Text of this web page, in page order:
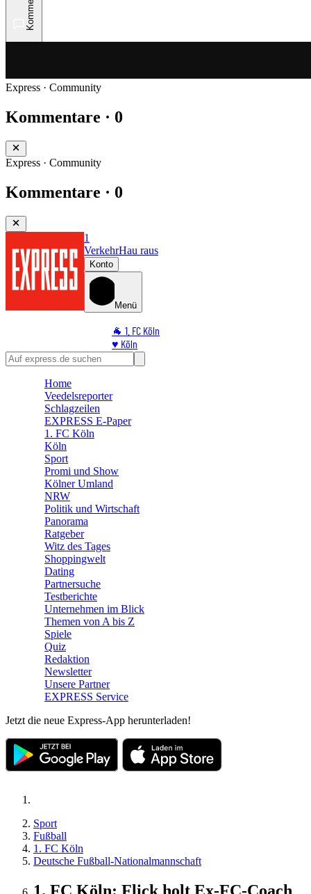
Express · Community
Kommentare · 0
Express · Community
Kommentare · 0
1
VerkehrHau raus
Konto
Menü
🐐 1. FC Köln
♥️ Köln
⭐ Promi
🛒 Shoppingwelt
Home
Veedelsreporter
Schlagzeilen
EXPRESS E-Paper
1. FC Köln
Köln
Sport
Promi und Show
Kölner Umland
NRW
Politik und Wirtschaft
Panorama
Ratgeber
Witz des Tages
Shoppingwelt
Dating
Partnersuche
Testberichte
Unternehmen im Blick
Themen von A bis Z
Spiele
Quiz
Redaktion
Newsletter
Unsere Partner
EXPRESS Service
Jetzt die neue Express-App herunterladen!
Sport
Fußball
1. FC Köln
Deutsche Fußball-Nationalmannschaft
1. FC Köln: Flick holt Ex-FC-Coach